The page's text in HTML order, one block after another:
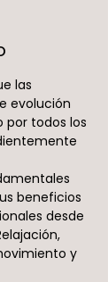
las
evolución
por todos los
beneficios
desde
y